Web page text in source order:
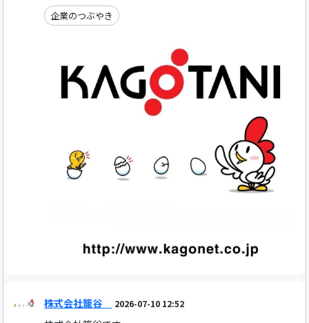
企業のつぶやき
株式会社籠谷 2026-07-10 12:52